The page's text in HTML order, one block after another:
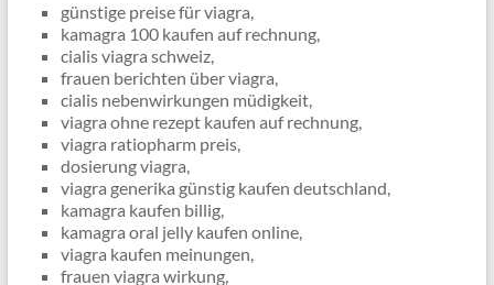
günstige preise für viagra,
kamagra 100 kaufen auf rechnung,
cialis viagra schweiz,
frauen berichten über viagra,
cialis nebenwirkungen müdigkeit,
viagra ohne rezept kaufen auf rechnung,
viagra ratiopharm preis,
dosierung viagra,
viagra generika günstig kaufen deutschland,
kamagra kaufen billig,
kamagra oral jelly kaufen online,
viagra kaufen meinungen,
frauen viagra wirkung,